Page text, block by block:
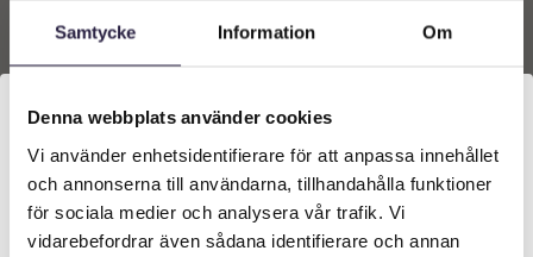
Samtycke Information Om
Denna webbplats använder cookies
Vi använder enhetsidentifierare för att anpassa innehållet
och annonserna till användarna, tillhandahålla funktioner
för sociala medier och analysera vår trafik. Vi
vidarebefordrar även sådana identifierare och annan
Revoluta 3 stam äkta
13549kr
Lägg till i
varukorg
12549
Lägg till i
varukorg
Välkommen till Webflower
Vilken typ av kund är du? Du kan alltid justera ditt val
längst upp på sidan.